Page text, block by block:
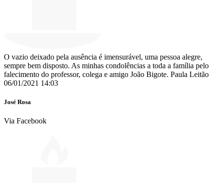
O vazio deixado pela ausência é imensurável, uma pessoa alegre,
sempre bem disposto. As minhas condolências a toda a família pelo
falecimento do professor, colega e amigo João Bigote. Paula Leitão
06/01/2021 14:03
José Rosa
Via Facebook